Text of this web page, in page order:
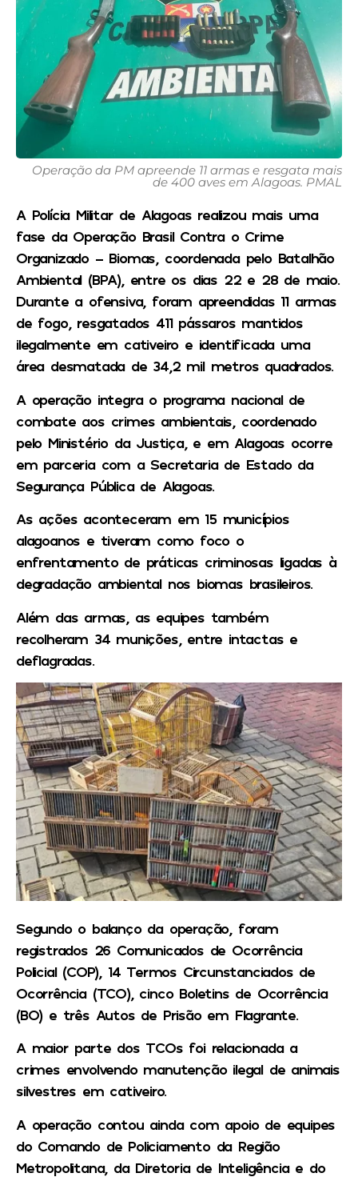
Operação da PM apreende 11 armas e resgata mais
de 400 aves em Alagoas. PMAL
A Polícia Militar de Alagoas realizou mais uma
fase da Operação Brasil Contra o Crime
Organizado – Biomas, coordenada pelo Batalhão
Ambiental (BPA), entre os dias 22 e 28 de maio.
Durante a ofensiva, foram apreendidas 11 armas
de fogo, resgatados 411 pássaros mantidos
ilegalmente em cativeiro e identificada uma
área desmatada de 34,2 mil metros quadrados.
A operação integra o programa nacional de
combate aos crimes ambientais, coordenado
pelo Ministério da Justiça, e em Alagoas ocorre
em parceria com a Secretaria de Estado da
Segurança Pública de Alagoas.
As ações aconteceram em 15 municípios
alagoanos e tiveram como foco o
enfrentamento de práticas criminosas ligadas à
degradação ambiental nos biomas brasileiros.
Além das armas, as equipes também
recolheram 34 munições, entre intactas e
deflagradas.
Segundo o balanço da operação, foram
registrados 26 Comunicados de Ocorrência
Policial (COP), 14 Termos Circunstanciados de
Ocorrência (TCO), cinco Boletins de Ocorrência
(BO) e três Autos de Prisão em Flagrante.
A maior parte dos TCOs foi relacionada a
crimes envolvendo manutenção ilegal de animais
silvestres em cativeiro.
A operação contou ainda com apoio de equipes
do Comando de Policiamento da Região
Metropolitana, da Diretoria de Inteligência e do